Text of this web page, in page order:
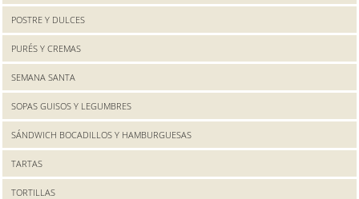
POSTRE Y DULCES
PURÉS Y CREMAS
SEMANA SANTA
SOPAS GUISOS Y LEGUMBRES
SÁNDWICH BOCADILLOS Y HAMBURGUESAS
TARTAS
TORTILLAS